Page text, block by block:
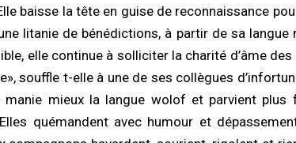
baisse la tête en guise de reconnaissance
litanie de bénédictions, à partir de sa langue
elle continue à solliciter la charité d’âme des
souffle t-elle à une de ses collègues
mieux la langue wolof et parvient plus
quémandent avec humour et
Urgence sanitaire : les stocks de sang
s’effondrent, le CNTS lance un SOS aux
donneurs
06/08/2026 à 07:15
Décès de Sokhna Mame Amy Mbacké :
la famille du khalife général des
mourides frappée par un nouveau deuil
Cité Aliou
présumé
07/08/2026
ACTUALITÉ À
Politique :
majorité
Diomaye